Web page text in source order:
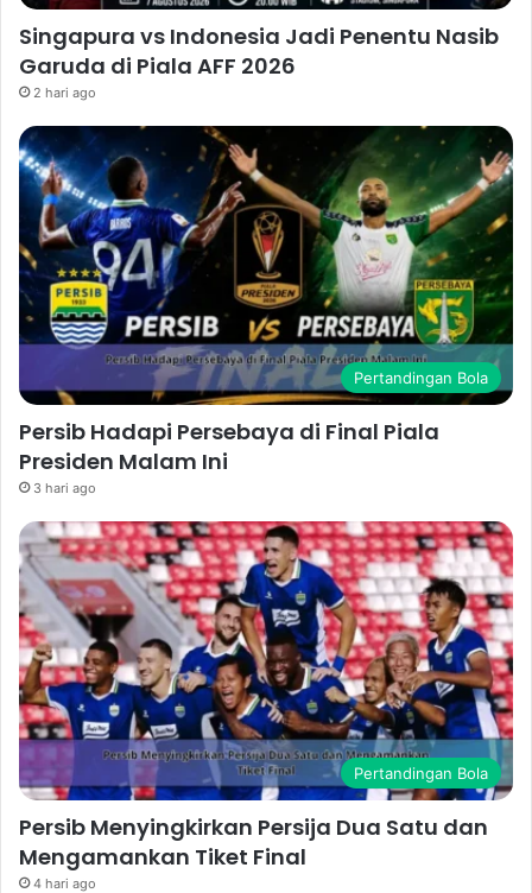
Singapura vs Indonesia Jadi Penentu Nasib
Garuda di Piala AFF 2026
2 hari ago
Pertandingan Bola
Persib Hadapi Persebaya di Final Piala
Presiden Malam Ini
3 hari ago
Pertandingan Bola
Persib Menyingkirkan Persija Dua Satu dan
Mengamankan Tiket Final
4 hari ago